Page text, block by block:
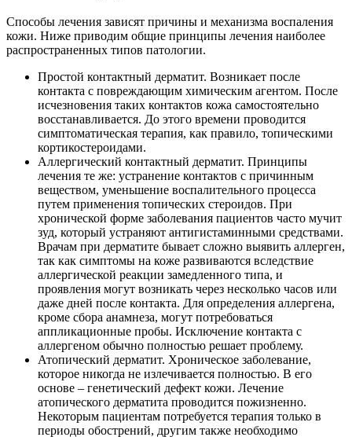
Способы лечения зависят причины и механизма воспаления
кожи. Ниже приводим общие принципы лечения наиболее
распространенных типов патологии.
Простой контактный дерматит. Возникает после
контакта с повреждающим химическим агентом. После
исчезновения таких контактов кожа самостоятельно
восстанавливается. До этого времени проводится
симптоматическая терапия, как правило, топическими
кортикостероидами.
Аллергический контактный дерматит. Принципы
лечения те же: устранение контактов с причинным
веществом, уменьшение воспалительного процесса
путем применения топических стероидов. При
хронической форме заболевания пациентов часто мучит
зуд, который устраняют антигистаминными средствами.
Врачам при дерматите бывает сложно выявить аллерген,
так как симптомы на коже развиваются вследствие
аллергической реакции замедленного типа, и
проявления могут возникать через несколько часов или
даже дней после контакта. Для определения аллергена,
кроме сбора анамнеза, могут потребоваться
аппликационные пробы. Исключение контакта с
аллергеном обычно полностью решает проблему.
Атопический дерматит. Хроническое заболевание,
которое никогда не излечивается полностью. В его
основе – генетический дефект кожи. Лечение
атопического дерматита проводится пожизненно.
Некоторым пациентам потребуется терапия только в
периоды обострений, другим также необходимо